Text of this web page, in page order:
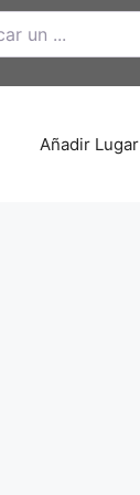
Añadir Lugar